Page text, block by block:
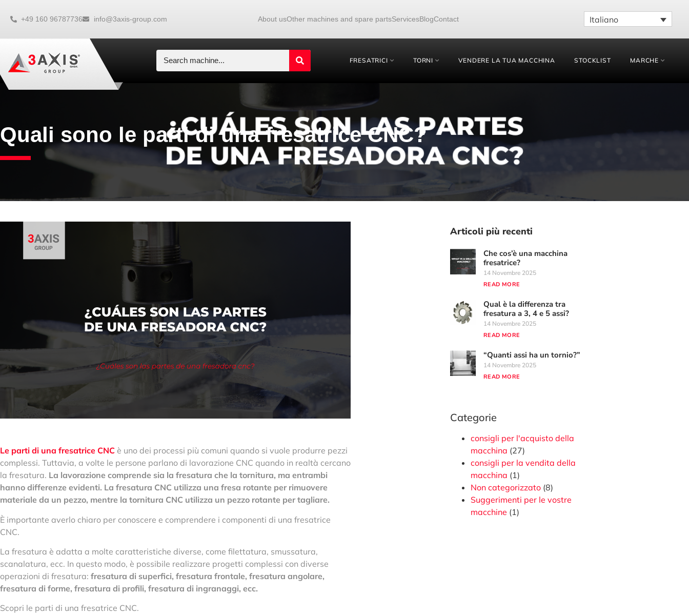
+49 160 96787736 info@3axis-group.com About usOther machines and spare partsServicesBlogContact Italiano
FRESATRICI TORNI VENDERE LA TUA MACCHINA STOCKLIST MARCHE
Quali sono le parti di una fresatrice CNC?
Le parti di una fresatrice CNC è uno dei processi più comuni quando si vuole produrre pezzi
complessi. Tuttavia, a volte le persone parlano di lavorazione CNC quando in realtà cercano
la fresatura. La lavorazione comprende sia la fresatura che la tornitura, ma entrambi
hanno differenze evidenti. La fresatura CNC utilizza una fresa rotante per rimuovere
materiale da un pezzo, mentre la tornitura CNC utilizza un pezzo rotante per tagliare.
È importante averlo chiaro per conoscere e comprendere i componenti di una fresatrice
CNC.
La fresatura è adatta a molte caratteristiche diverse, come filettatura, smussatura,
scanalatura, ecc. In questo modo, è possibile realizzare progetti complessi con diverse
operazioni di fresatura: fresatura di superfici, fresatura frontale, fresatura angolare,
fresatura di forme, fresatura di profili, fresatura di ingranaggi, ecc.
Scopri le parti di una fresatrice CNC.
Articoli più recenti
Che cos’è una macchina
fresatrice?
14 Novembre 2025
READ MORE
Qual è la differenza tra
fresatura a 3, 4 e 5 assi?
14 Novembre 2025
READ MORE
“Quanti assi ha un tornio?”
14 Novembre 2025
READ MORE
Categorie
consigli per l'acquisto della
macchina (27)
consigli per la vendita della
macchina (1)
Non categorizzato(8)
Suggerimenti per le vostre
macchine (1)